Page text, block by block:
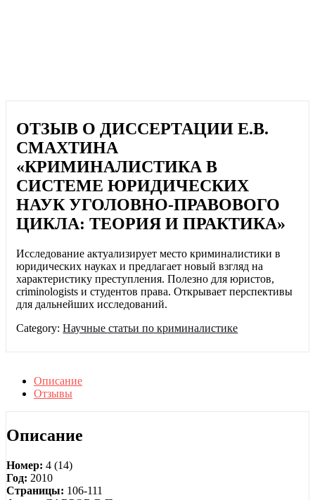
ОТЗЫВ О ДИССЕРТАЦИИ Е.В.
СМАХТИНА
«КРИМИНАЛИСТИКА В
СИСТЕМЕ ЮРИДИЧЕСКИХ
НАУК УГОЛОВНО-ПРАВОВОГО
ЦИКЛА: ТЕОРИЯ И ПРАКТИКА»
Исследование актуализирует место криминалистики в
юридических науках и предлагает новый взгляд на
характеристику преступления. Полезно для юристов,
criminologists и студентов права. Открывает перспективы
для дальнейших исследований.
Category:Научные статьи по криминалистике
Описание
Отзывы
Описание
Номер: 4 (14)
Год: 2010
Страницы: 106-111